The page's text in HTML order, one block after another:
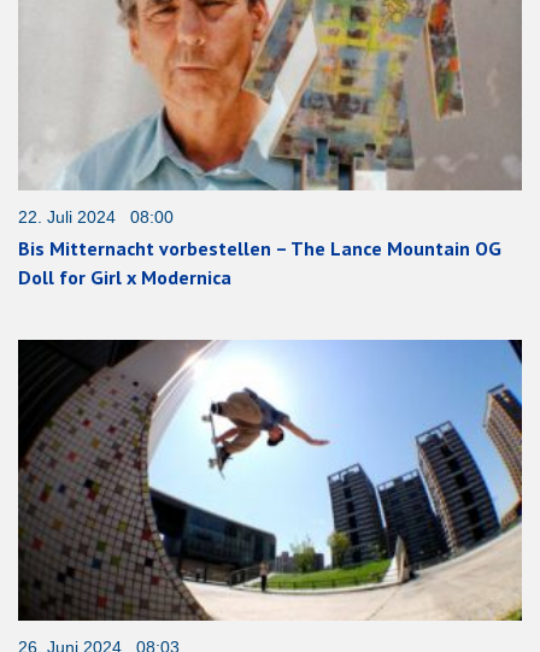
22. Juli 2024 08:00
Bis Mitternacht vorbestellen – The Lance Mountain OG
Doll for Girl x Modernica
26. Juni 2024 08:03